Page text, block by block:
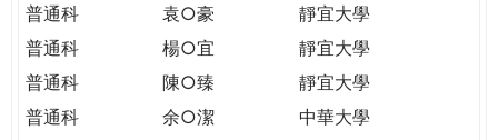
普通科
袁○豪
靜宜大學
普通科
楊○宜
靜宜大學
普通科
陳○臻
靜宜大學
普通科
余○潔
中華大學